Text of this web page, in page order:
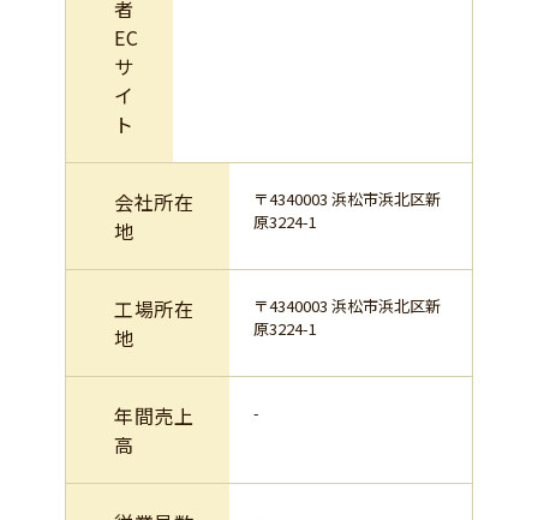
者
EC
サ
イ
ト
会社所在
地
〒4340003 浜松市浜北区新
原3224-1
工場所在
地
〒4340003 浜松市浜北区新
原3224-1
年間売上
高
-